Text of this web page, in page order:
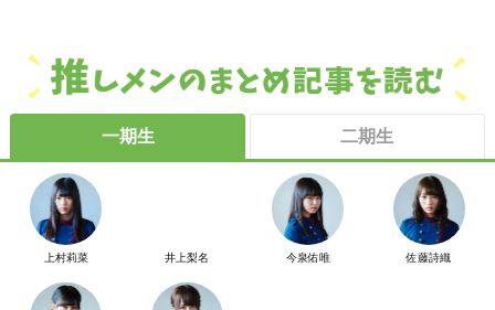
一期生 二期生
上村莉菜 井上梨名 今泉佑唯 佐藤詩織